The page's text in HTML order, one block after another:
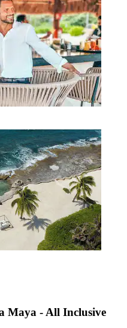
Maya - All Inclusive